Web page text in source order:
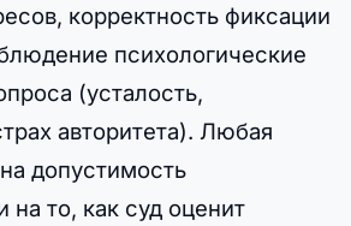
корректность фиксации
психологические
(усталость,
авторитета). Любая
допустимость
на то, как суд оценит